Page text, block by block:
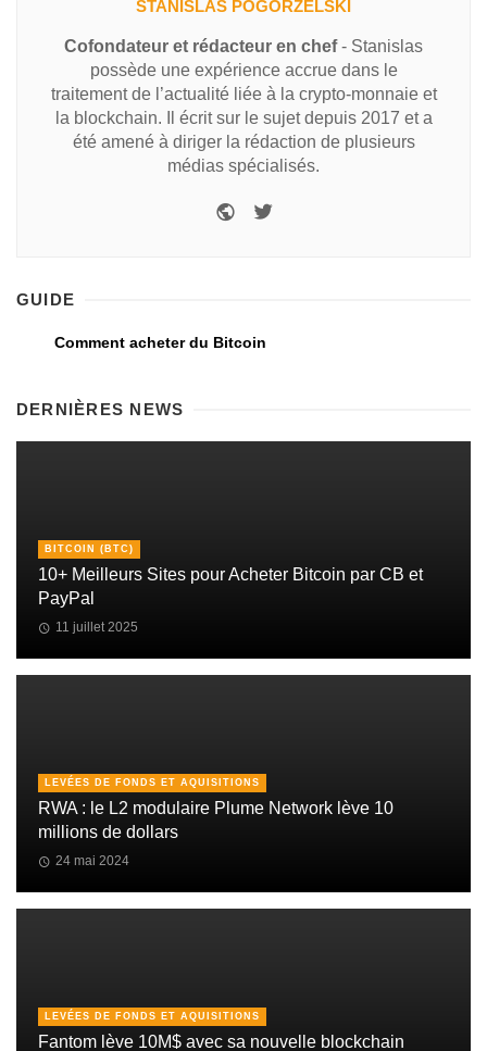
STANISLAS POGORZELSKI
Cofondateur et rédacteur en chef- Stanislas
possède une expérience accrue dans le
traitement de l’actualité liée à la crypto-monnaie et
la blockchain. Il écrit sur le sujet depuis 2017 et a
été amené à diriger la rédaction de plusieurs
médias spécialisés.
GUIDE
Comment acheter du Bitcoin
DERNIÈRES NEWS
BITCOIN (BTC)
10+ Meilleurs Sites pour Acheter Bitcoin par CB et
PayPal
11 juillet 2025
LEVÉES DE FONDS ET AQUISITIONS
RWA : le L2 modulaire Plume Network lève 10
millions de dollars
24 mai 2024
LEVÉES DE FONDS ET AQUISITIONS
Fantom lève 10M$ avec sa nouvelle blockchain